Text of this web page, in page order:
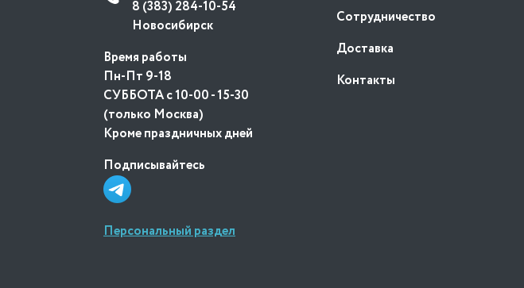
Сотрудничество
Доставка
Контакты
8 (383) 284-10-54
Новосибирск
Время работы
Пн-Пт 9-18
СУББОТА с 10-00 - 15-30
(только Москва)
Кроме праздничных дней
Подписывайтесь
Персональный раздел